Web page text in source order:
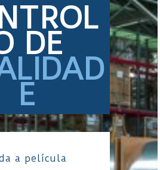
DE
E
a película